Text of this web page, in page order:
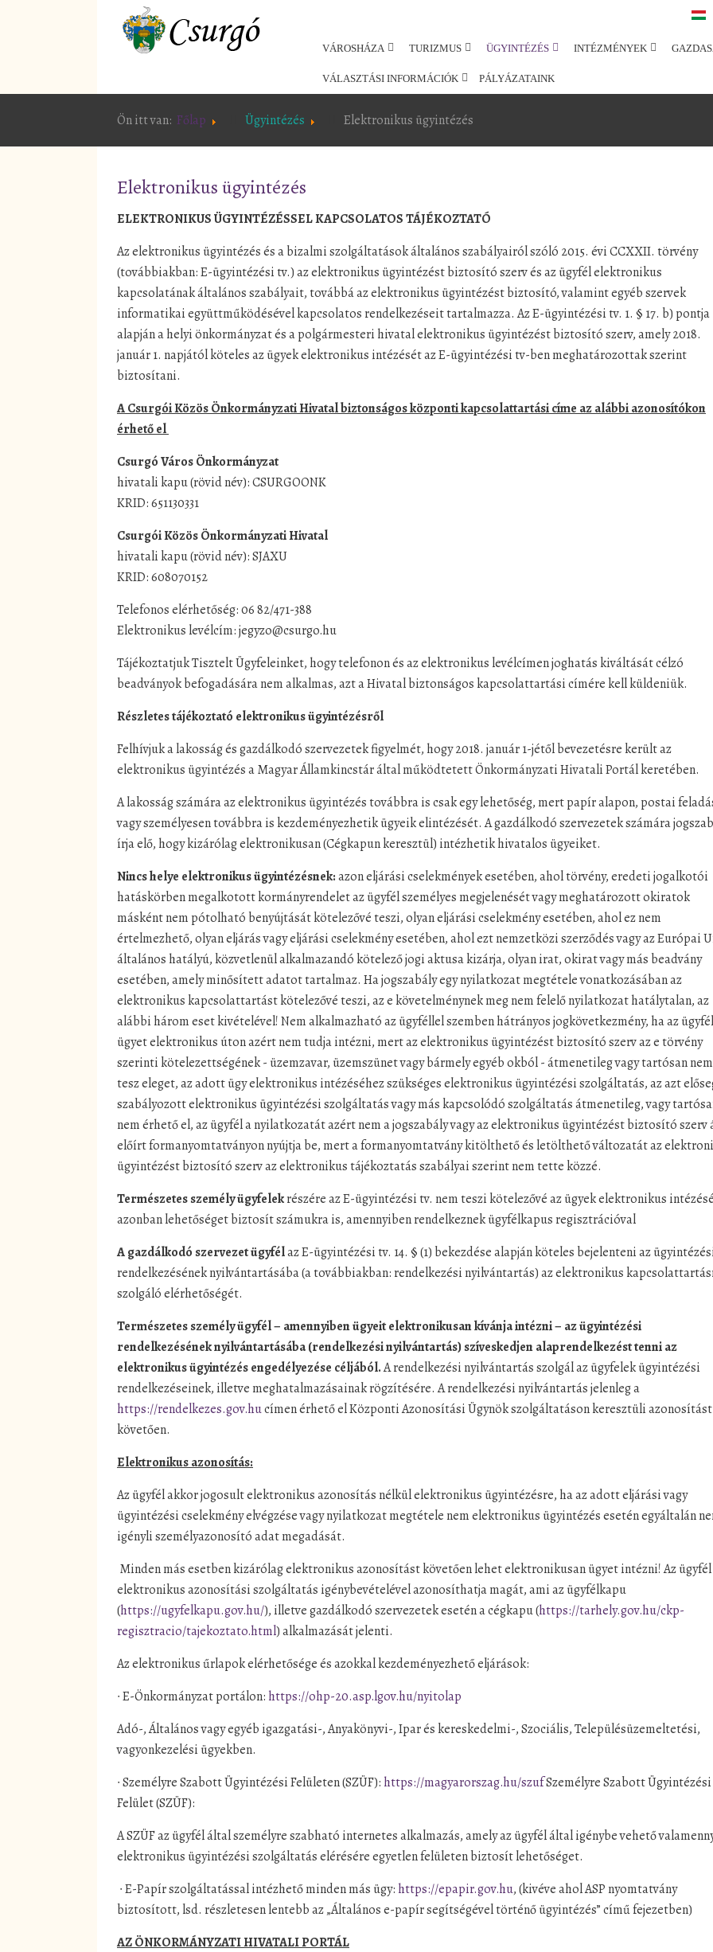
VÁROSHÁZA TURIZMUS ÜGYINTÉZÉS INTÉZMÉNYEK
VÁLASZTÁSI INFORMÁCIÓK PÁLYÁZATAINK
Ön itt van: Főlap Ügyintézés Elektronikus ügyintézés
Elektronikus ügyintézés
ELEKTRONIKUS ÜGYINTÉZÉSSEL KAPCSOLATOS TÁJÉKOZTATÓ
Az elektronikus ügyintézés és a bizalmi szolgáltatások általános szabályairól szóló 2015. évi CCXXII. törvény
(továbbiakban: E-ügyintézési tv.) az elektronikus ügyintézést biztosító szerv és az ügyfél elektronikus
kapcsolatának általános szabályait, továbbá az elektronikus ügyintézést biztosító, valamint egyéb szervek
informatikai együttműködésével kapcsolatos rendelkezéseit tartalmazza. Az E-ügyintézési tv. 1. § 17. b) pontja
alapján a helyi önkormányzat és a polgármesteri hivatal elektronikus ügyintézést biztosító szerv, amely 2018.
január 1. napjától köteles az ügyek elektronikus intézését az E-ügyintézési tv-ben meghatározottak szerint
biztosítani.
A Csurgói Közös Önkormányzati Hivatal biztonságos központi kapcsolattartási címe az alábbi azonosítókon
érhető el
Csurgó Város Önkormányzat
hivatali kapu (rövid név): CSURGOONK
KRID: 651130331
Csurgói Közös Önkormányzati Hivatal
hivatali kapu (rövid név): SJAXU
KRID: 608070152
Telefonos elérhetőség: 06 82/471-388
Elektronikus levélcím: jegyzo@csurgo.hu
Tájékoztatjuk Tisztelt Ügyfeleinket, hogy telefonon és az elektronikus levélcímen joghatás kiváltását célzó
beadványok befogadására nem alkalmas, azt a Hivatal biztonságos kapcsolattartási címére kell küldeniük.
Részletes tájékoztató elektronikus ügyintézésről
Felhívjuk a lakosság és gazdálkodó szervezetek figyelmét, hogy 2018. január 1-jétől bevezetésre került az
elektronikus ügyintézés a Magyar Államkincstár által működtetett Önkormányzati Hivatali Portál keretében.
A lakosság számára az elektronikus ügyintézés továbbra is csak egy lehetőség, mert papír alapon, postai
vagy személyesen továbbra is kezdeményezhetik ügyeik elintézését. A gazdálkodó szervezetek számára
írja elő, hogy kizárólag elektronikusan (Cégkapun keresztül) intézhetik hivatalos ügyeiket.
Nincs helye elektronikus ügyintézésnek:azon eljárási cselekmények esetében, ahol törvény, eredeti jogalkotói
hatáskörben megalkotott kormányrendelet az ügyfél személyes megjelenését vagy meghatározott okiratok
másként nem pótolható benyújtását kötelezővé teszi, olyan eljárási cselekmény esetében, ahol ez nem
értelmezhető, olyan eljárás vagy eljárási cselekmény esetében, ahol ezt nemzetközi szerződés vagy az Európai
általános hatályú, közvetlenül alkalmazandó kötelező jogi aktusa kizárja, olyan irat, okirat vagy más beadvány
esetében, amely minősített adatot tartalmaz. Ha jogszabály egy nyilatkozat megtétele vonatkozásában az
elektronikus kapcsolattartást kötelezővé teszi, az e követelménynek meg nem felelő nyilatkozat hatálytalan, az
alábbi három eset kivételével! Nem alkalmazható az ügyféllel szemben hátrányos jogkövetkezmény, ha az
ügyet elektronikus úton azért nem tudja intézni, mert az elektronikus ügyintézést biztosító szerv az e törvény
szerinti kötelezettségének - üzemzavar, üzemszünet vagy bármely egyéb okból - átmenetileg vagy tartósan nem
tesz eleget, az adott ügy elektronikus intézéséhez szükséges elektronikus ügyintézési szolgáltatás, az azt
szabályozott elektronikus ügyintézési szolgáltatás vagy más kapcsolódó szolgáltatás átmenetileg, vagy
nem érhető el, az ügyfél a nyilatkozatát azért nem a jogszabály vagy az elektronikus ügyintézést biztosító szerv
előírt formanyomtatványon nyújtja be, mert a formanyomtatvány kitölthető és letölthető változatát az
ügyintézést biztosító szerv az elektronikus tájékoztatás szabályai szerint nem tette közzé.
Természetes személy ügyfelekrészére az E-ügyintézési tv. nem teszi kötelezővé az ügyek elektronikus
azonban lehetőséget biztosít számukra is, amennyiben rendelkeznek ügyfélkapus regisztrációval
A gazdálkodó szervezet ügyfélaz E-ügyintézési tv. 14. § (1) bekezdése alapján köteles bejelenteni az
rendelkezésének nyilvántartásába (a továbbiakban: rendelkezési nyilvántartás) az elektronikus
szolgáló elérhetőségét.
Természetes személy ügyfél – amennyiben ügyeit elektronikusan kívánja intézni – az ügyintézési
rendelkezésének nyilvántartásába (rendelkezési nyilvántartás) szíveskedjen alaprendelkezést tenni az
elektronikus ügyintézés engedélyezése céljából.A rendelkezési nyilvántartás szolgál az ügyfelek ügyintézési
rendelkezéseinek, illetve meghatalmazásainak rögzítésére. A rendelkezési nyilvántartás jelenleg a
https://rendelkezes.gov.hucímen érhető el Központi Azonosítási Ügynök szolgáltatáson keresztüli azonosítást
követően.
Elektronikus azonosítás:
Az ügyfél akkor jogosult elektronikus azonosítás nélkül elektronikus ügyintézésre, ha az adott eljárási vagy
ügyintézési cselekmény elvégzése vagy nyilatkozat megtétele nem elektronikus ügyintézés esetén egyáltalán
igényli személyazonosító adat megadását.
Minden más esetben kizárólag elektronikus azonosítást követően lehet elektronikusan ügyet intézni! Az ügyfél
elektronikus azonosítási szolgáltatás igénybevételével azonosíthatja magát, ami az ügyfélkapu
(https://ugyfelkapu.gov.hu/), illetve gazdálkodó szervezetek esetén a cégkapu (https://tarhely.gov.hu/ckp-
regisztracio/tajekoztato.html) alkalmazását jelenti.
Az elektronikus űrlapok elérhetősége és azokkal kezdeményezhető eljárások:
∙ E-Önkormányzat portálon: https://ohp-20.asp.lgov.hu/nyitolap
Adó-, Általános vagy egyéb igazgatási-, Anyakönyvi-, Ipar és kereskedelmi-, Szociális, Településüzemeltetési,
vagyonkezelési ügyekben.
∙ Személyre Szabott Ügyintézési Felületen (SZÜF): https://magyarorszag.hu/szufSzemélyre Szabott Ügyintézési
Felület (SZÜF):
A SZÜF az ügyfél által személyre szabható internetes alkalmazás, amely az ügyfél által igénybe vehető
elektronikus ügyintézési szolgáltatás elérésére egyetlen felületen biztosít lehetőséget.
∙ E-Papír szolgáltatással intézhető minden más ügy: https://epapir.gov.hu, (kivéve ahol ASP nyomtatvány
biztosított, lsd. részletesen lentebb az „Általános e-papír segítségével történő ügyintézés” című fejezetben)
AZ ÖNKORMÁNYZATI HIVATALI PORTÁL